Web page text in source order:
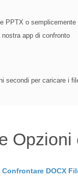
PPTX o semplicemente
app di confronto
secondi per caricare i
Opzioni
Confrontare DOCX